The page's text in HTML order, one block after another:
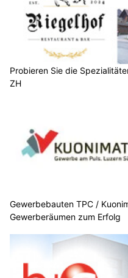
Probieren Sie die
ZH
Gewerbebauten TPC /
Gewerberäumen zum Erfolg